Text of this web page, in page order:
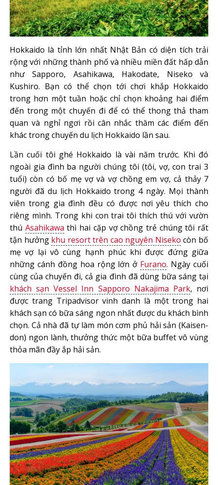
Hokkaido là tỉnh lớn nhất Nhật Bản có diện tích trải
rộng với những thành phố và nhiều miền đất hấp dẫn
như Sapporo, Asahikawa, Hakodate, Niseko và
Kushiro. Bạn có thể chọn tới chơi khắp Hokkaido
trong hơn một tuần hoặc chỉ chọn khoảng hai điểm
đến trong một chuyến đi để có thể thong thả tham
quan và nghỉ ngơi rồi cân nhắc thăm các điểm đến
khác trong chuyến du lịch Hokkaido lần sau.
Lần cuối tôi ghé Hokkaido là vài năm trước. Khi đó
ngoài gia đình ba người chúng tôi (tôi, vợ, con trai 3
tuổi) còn có bố mẹ vợ và vợ chồng em vợ, cả thảy 7
người đã du lịch Hokkaido trong 4 ngày. Mọi thành
viên trong gia đình đều có được nơi yêu thích cho
riêng mình. Trong khi con trai tôi thích thú với vườn
thú Asahikawa thì hai cặp vợ chồng trẻ chúng tôi rất
tận hưởng khu resort trên cao nguyên Niseko còn bố
mẹ vợ lại vô cùng hạnh phúc khi được đứng giữa
những cánh đồng hoa rộng lớn ở Furano. Ngày cuối
cùng của chuyến đi, cả gia đình đã dùng bữa sáng tại
khách sạn Vessel Inn Sapporo Nakajima Park, nơi
được trang Tripadvisor vinh danh là một trong hai
khách sạn có bữa sáng ngon nhất được du khách bình
chọn. Cả nhà đã tự làm món cơm phủ hải sản (Kaisen-
don) ngon lành, thưởng thức một bữa buffet vô vùng
thỏa mãn đầy ắp hải sản.